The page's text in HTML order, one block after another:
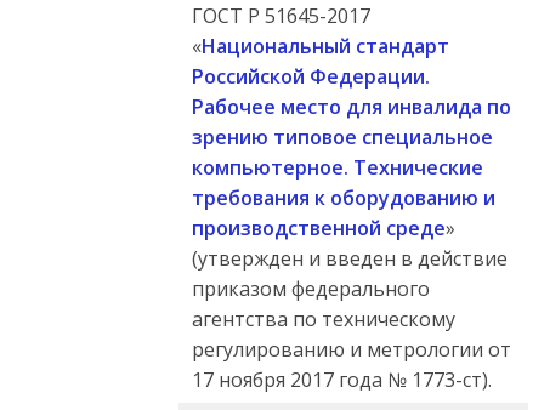
ГОСТ Р 51645-2017
«Национальный стандарт
Российской Федерации.
Рабочее место для инвалида по
зрению типовое специальное
компьютерное. Технические
требования к оборудованию и
производственной среде»
(утвержден и введен в действие
приказом федерального
агентства по техническому
регулированию и метрологии от
17 ноября 2017 года № 1773-ст).